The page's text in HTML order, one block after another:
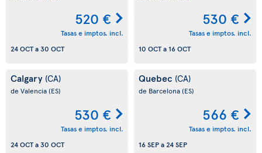
520 €
Tasas e imptos. incl.
24 OCTa 30 OCT
530 €
Tasas e imptos. incl.
10 OCTa 16 OCT
Calgary (CA)
de Valencia(ES)
530 €
Tasas e imptos. incl.
24 OCTa 30 OCT
Quebec (CA)
de Barcelona(ES)
566 €
Tasas e imptos. incl.
16 SEPa24 SEP